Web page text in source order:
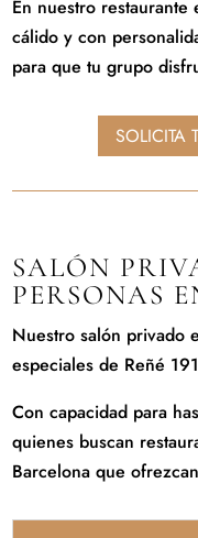
En nuestro
cálido y con
para que tu grupo
SOLICITA
SALÓN
PERSONAS
Nuestro salón privado
especiales de Reñé
Con capacidad para
quienes buscan
Barcelona que